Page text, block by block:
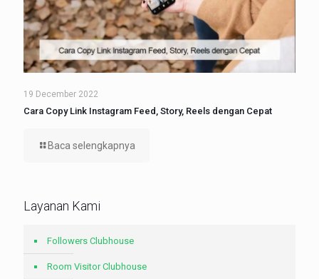
19 December 2022
Cara Copy Link Instagram Feed, Story, Reels dengan Cepat
Baca selengkapnya
Layanan Kami
Followers Clubhouse
Room Visitor Clubhouse